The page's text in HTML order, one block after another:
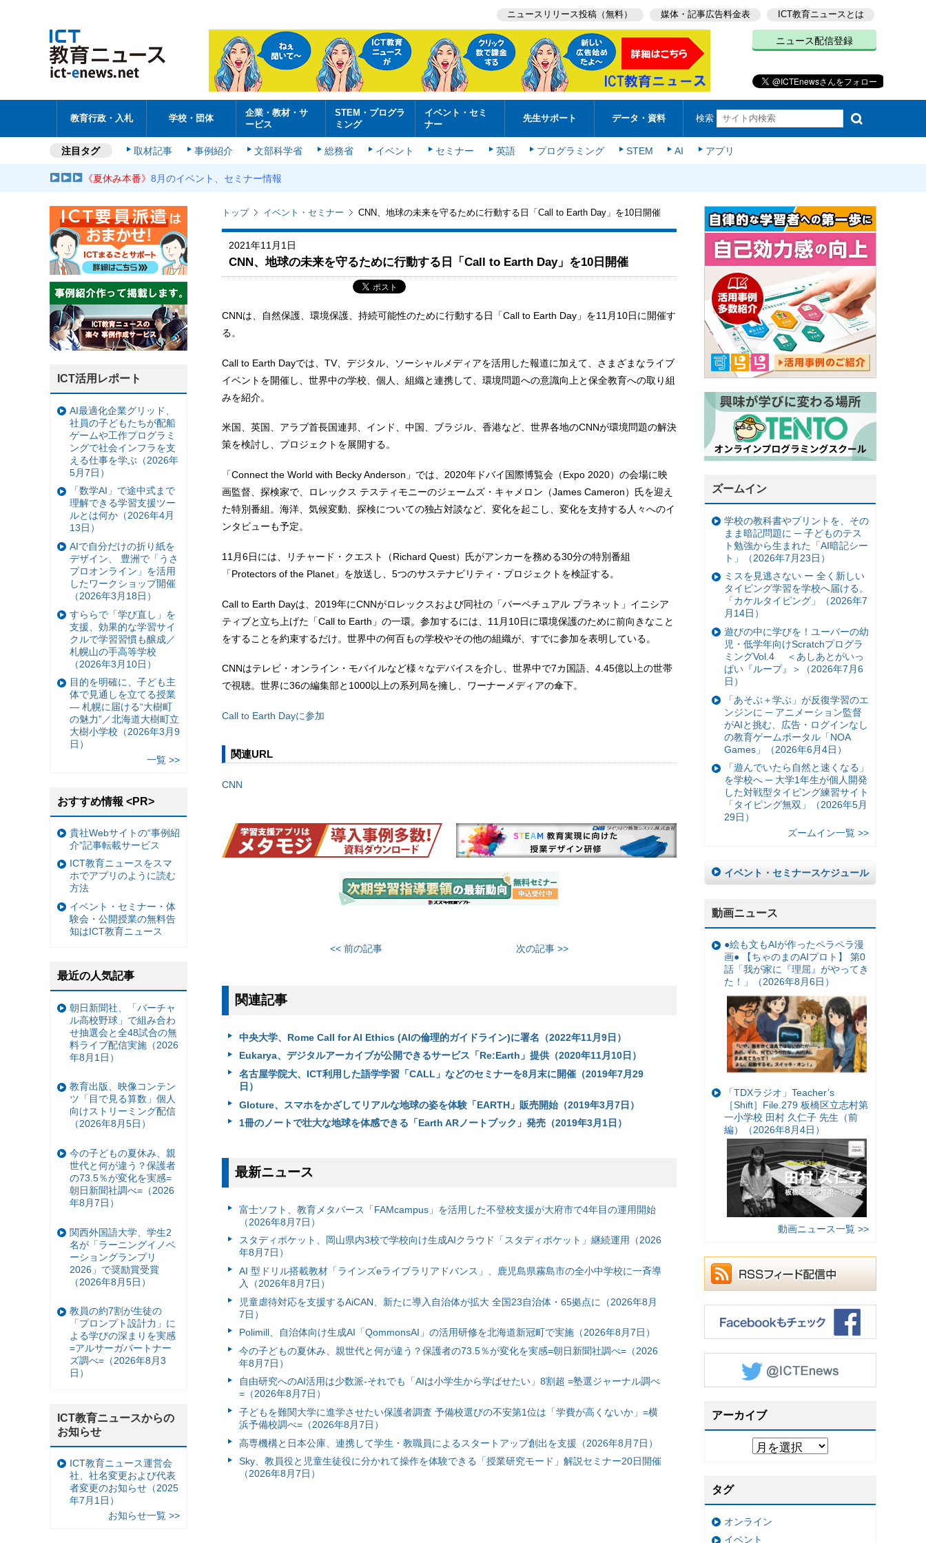
ニュースリリース投稿（無料） 媒体・記事広告料金表 ICT教育ニュースとは
ニュース配信登録
教育行政・入札 学校・団体
企業・教材・サ
ービス
STEM・プログラ
ミング
イベント・セミ
ナー
先生サポート データ・資料 検索
注目タグ 取材記事 事例紹介 文部科学省 総務省 イベント セミナー 英語 プログラミング STEM AI アプリ
《夏休み本番》8月のイベント、セミナー情報
トップ イベント・セミナー CNN、地球の未来を守るために行動する日「Call to Earth Day」を10日開催
2021年11月1日
CNN、地球の未来を守るために行動する日「Call to Earth Day」を10日開催
CNNは、自然保護、環境保護、持続可能性のために行動する日「Call to Earth Day」を11月10日に開催す
る。
Call to Earth Dayでは、TV、デジタル、ソーシャルメディアを活用した報道に加えて、さまざまなライブ
イベントを開催し、世界中の学校、個人、組織と連携して、環境問題への意識向上と保全教育への取り組
みを紹介。
米国、英国、アラブ首長国連邦、インド、中国、ブラジル、香港など、世界各地のCNNが環境問題の解決
策を検討し、プロジェクトを展開する。
「Connect the World with Becky Anderson」では、2020年ドバイ国際博覧会（Expo 2020）の会場に映
画監督、探検家で、ロレックス テスティモニーのジェームズ・キャメロン（James Cameron）氏を迎え
た特別番組。海洋、気候変動、探検についての独占対談など、変化を起こし、変化を支持する人々へのイ
ンタビューも予定。
11月6日には、リチャード・クエスト（Richard Quest）氏がアンカーを務める30分の特別番組
「Protectors of the Planet」を放送し、5つのサステナビリティ・プロジェクトを検証する。
Call to Earth Dayは、2019年にCNNがロレックスおよび同社の「パーペチュアル プラネット」イニシア
ティブと立ち上げた「Call to Earth」の一環。参加するには、11月10日に環境保護のために前向きなこと
をすることを約束するだけ。世界中の何百もの学校やその他の組織が、すでに参加を表明している。
CNNはテレビ・オンライン・モバイルなど様々なデバイスを介し、世界中で7カ国語、4.45億以上の世帯
で視聴。世界に36の編集部と1000以上の系列局を擁し、ワーナーメディアの傘下。
Call to Earth Dayに参加
関連URL
CNN
<< 前の記事 次の記事 >>
関連記事
中央大学、Rome Call for AI Ethics (AIの倫理的ガイドライン)に署名（2022年11月9日）
Eukarya、デジタルアーカイブが公開できるサービス「Re:Earth」提供（2020年11月10日）
名古屋学院大、ICT利用した語学学習「CALL」などのセミナーを8月末に開催（2019年7月29
日）
Gloture、スマホをかざしてリアルな地球の姿を体験「EARTH」販売開始（2019年3月7日）
1冊のノートで壮大な地球を体感できる「Earth ARノートブック」発売（2019年3月1日）
最新ニュース
富⼠ソフト、教育メタバース「FAMcampus」を活用した不登校支援が大府市で4年目の運用開始
（2026年8月7日）
スタディポケット、岡山県内3校で学校向け生成AIクラウド「スタディポケット」継続運用（2026
年8月7日）
AI 型ドリル搭載教材「ラインズeライブラリアドバンス」、鹿児島県霧島市の全小中学校に一斉導
入（2026年8月7日）
児童虐待対応を支援するAiCAN、新たに導入自治体が拡大 全国23自治体・65拠点に（2026年8月
7日）
Polimill、自治体向け生成AI「QommonsAI」の活用研修を北海道新冠町で実施（2026年8月7日）
今の子どもの夏休み、親世代と何が違う？保護者の73.5％が変化を実感=朝日新聞社調べ=（2026
年8月7日）
自由研究へのAI活用は少数派-それでも「AIは小学生から学ばせたい」8割超 =塾選ジャーナル調べ
=（2026年8月7日）
子どもを難関大学に進学させたい保護者調査 予備校選びの不安第1位は「学費が高くないか」=横
浜予備校調べ=（2026年8月7日）
高専機構と日本公庫、連携して学生・教職員によるスタートアップ創出を支援（2026年8月7日）
Sky、教員役と児童生徒役に分かれて操作を体験できる「授業研究モード」解説セミナー20日開催
（2026年8月7日）
ズームイン
学校の教科書やプリントを、その
まま暗記問題に ─ 子どものテス
ト勉強から生まれた「AI暗記シー
ト」（2026年7月23日）
ミスを見逃さない ー 全く新しい
タイピング学習を学校へ届ける。
「カケルタイピング」（2026年7
月14日）
遊びの中に学びを！ユーバーの幼
児・低学年向けScratchプログラ
ミングVol.4 ＜あしあとがいっ
ぱい『ループ』＞（2026年7月6
日）
「あそぶ＋学ぶ」が反復学習のエ
ンジンに ─ アニメーション監督
がAIと挑む、広告・ログインなし
の教育ゲームポータル「NOA
Games」（2026年6月4日）
「遊んでいたら自然と速くなる」
を学校へ ─ 大学1年生が個人開発
した対戦型タイピング練習サイト
「タイピング無双」（2026年5月
29日）
ズームイン一覧 >>
イベント・セミナースケジュール
動画ニュース
●絵も文もAIが作ったペラペラ漫
画● 【ちゃのまのAIプロト】 第0
話「我が家に『理屈』がやってき
た！」（2026年8月6日）
「TDXラジオ」Teacher’s
［Shift］File.279 板橋区立志村第
一小学校 田村 久仁子 先生（前
編）（2026年8月4日）
動画ニュース一覧 >>
アーカイブ
タグ
オンライン
イベント
ICT活用レポート
AI最適化企業グリッド、
社員の子どもたちが配船
ゲームや工作プログラミ
ングで社会インフラを支
える仕事を学ぶ（2026年
5月7日）
「数学AI」で途中式まで
理解できる学習支援ツー
ルとは何か（2026年4月
13日）
AIで自分だけの折り紙を
デザイン、 豊洲で「うさ
プロオンライン」を活用
したワークショップ開催
（2026年3月18日）
すららで「学び直し」を
支援、効果的な学習サイ
クルで学習習慣も醸成／
札幌山の手高等学校
（2026年3月10日）
目的を明確に、子ども主
体で見通しを立てる授業
— 札幌に届ける“大樹町
の魅力”／北海道大樹町立
大樹小学校（2026年3月9
日）
一覧 >>
おすすめ情報 <PR>
貴社Webサイトの“事例紹
介”記事転載サービス
ICT教育ニュースをスマ
ホでアプリのように読む
方法
イベント・セミナー・体
験会・公開授業の無料告
知はICT教育ニュース
最近の人気記事
朝日新聞社、「バーチャ
ル高校野球」で組み合わ
せ抽選会と全48試合の無
料ライブ配信実施（2026
年8月1日）
教育出版、映像コンテン
ツ「目で見る算数」個人
向けストリーミング配信
（2026年8月5日）
今の子どもの夏休み、親
世代と何が違う？保護者
の73.5％が変化を実感=
朝日新聞社調べ=（2026
年8月7日）
関西外国語大学、学生2
名が「ラーニングイノベ
ーショングランプリ
2026」で奨励賞受賞
（2026年8月5日）
教員の約7割が生徒の
「プロンプト設計力」に
よる学びの深まりを実感
=アルサーガパートナー
ズ調べ=（2026年8月3
日）
ICT教育ニュースからの
お知らせ
ICT教育ニュース運営会
社、社名変更および代表
者変更のお知らせ（2025
年7月1日）
お知らせ一覧 >>